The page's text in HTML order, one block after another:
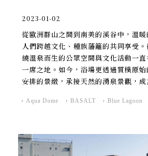
2023-01-02
從歐洲群山之間到南美的溪谷中，溫
人們跨越文化、種族藩籬的共同享受
繞溫泉而生的公眾空間與文化活動一
一席之地。如今，浴場更透過質樸原
安排的景緻，承接天然的湧泉景觀，
Aqua Dome BASALT Blue Lagoon